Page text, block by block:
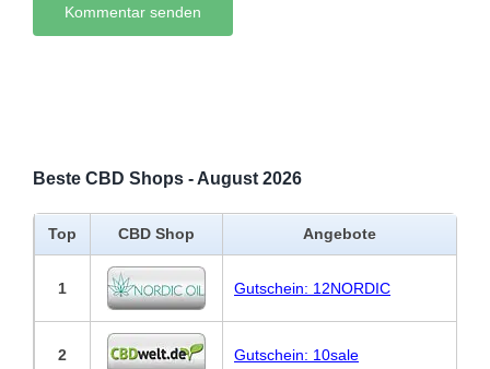
Beste CBD Shops - August 2026
Top CBD Shop Angebote
1 Gutschein: 12NORDIC
2 Gutschein: 10sale